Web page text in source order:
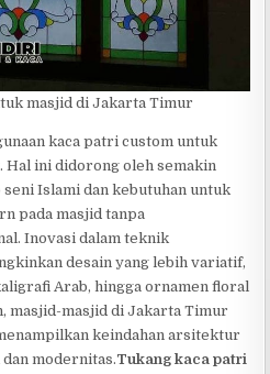
masjid di Jakarta Timur
kaca patri custom untuk
Hal ini didorong oleh semakin
Islami dan kebutuhan untuk
pada masjid tanpa
Inovasi dalam teknik
desain yang lebih variatif,
Arab, hingga ornamen floral
masjid-masjid di Jakarta Timur
keindahan arsitektur
modernitas.Tukang kaca patri